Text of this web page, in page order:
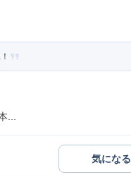
...
気になる